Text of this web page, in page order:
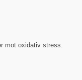
mot oxidativ stress.